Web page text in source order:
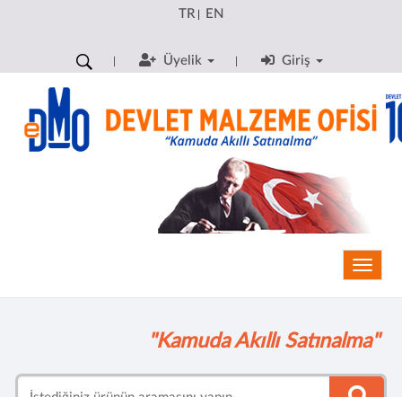
TR| EN
Üyelik Giriş
"Kamuda Akıllı Satınalma"